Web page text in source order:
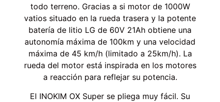
todo terreno. Gracias a si motor de 1000W
vatios situado en la rueda trasera y la potente
batería de litio LG de 60V 21Ah obtiene una
autonomía máxima de 100km y una velocidad
máxima de 45 km/h (limitado a 25km/h). La
rueda del motor está inspirada en los motores
a reacción para reflejar su potencia.
El INOKIM OX Super se pliega muy fácil. Su